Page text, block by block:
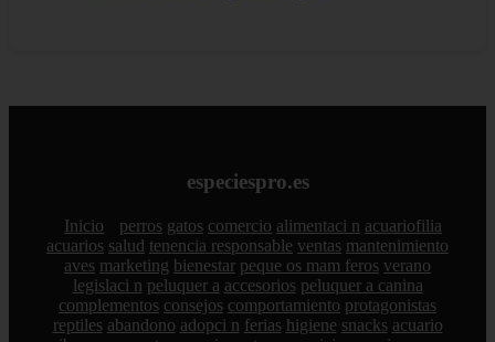
especiespro.es
Inicio perros gatos comercio alimentaci n acuariofilia
acuarios salud tenencia responsable ventas mantenimiento
aves marketing bienestar peque os mam feros verano
legislaci n peluquer a accesorios peluquer a canina
complementos consejos comportamiento protagonistas
reptiles abandono adopci n ferias higiene snacks acuario